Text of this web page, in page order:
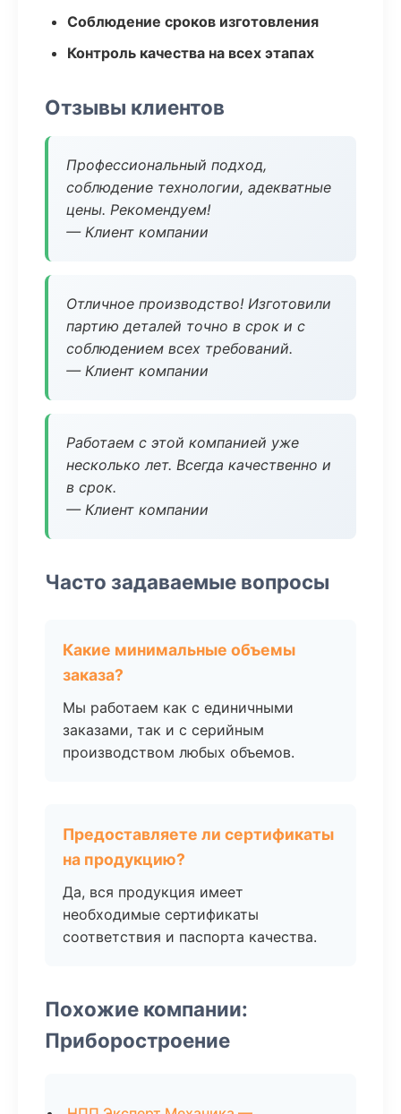
Соблюдение сроков изготовления
Контроль качества на всех этапах
Отзывы клиентов
Профессиональный подход,
соблюдение технологии, адекватные
цены. Рекомендуем!
— Клиент компании
Отличное производство! Изготовили
партию деталей точно в срок и с
соблюдением всех требований.
— Клиент компании
Работаем с этой компанией уже
несколько лет. Всегда качественно и
в срок.
— Клиент компании
Часто задаваемые вопросы
Какие минимальные объемы
заказа?
Мы работаем как с единичными
заказами, так и с серийным
производством любых объемов.
Предоставляете ли сертификаты
на продукцию?
Да, вся продукция имеет
необходимые сертификаты
соответствия и паспорта качества.
Похожие компании:
Приборостроение